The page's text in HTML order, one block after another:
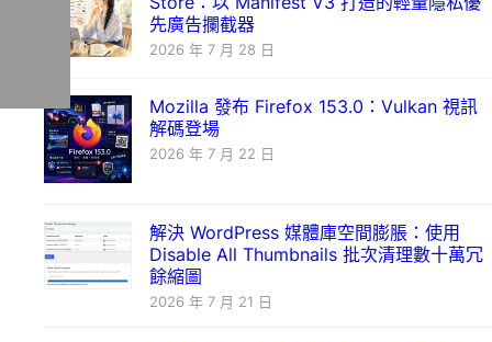
先廣告攔截器
2026 年 7 月 28 日
Mozilla 發布 Firefox 153.0：Vulkan 視訊
解碼登場
2026 年 7 月 22 日
解決 WordPress 媒體庫空間膨脹：使用
Disable All Thumbnails 批次清理數十萬冗
餘縮圖
2026 年 7 月 21 日